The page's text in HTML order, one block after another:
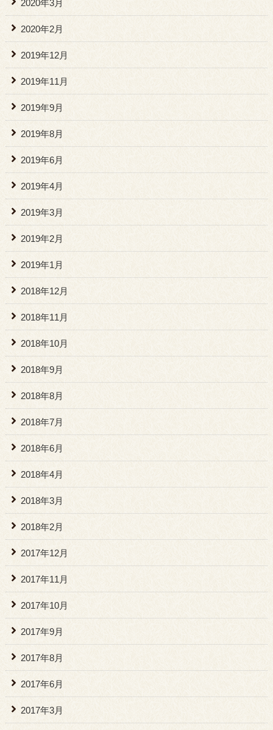
2020年3月
2020年2月
2019年12月
2019年11月
2019年9月
2019年8月
2019年6月
2019年4月
2019年3月
2019年2月
2019年1月
2018年12月
2018年11月
2018年10月
2018年9月
2018年8月
2018年7月
2018年6月
2018年4月
2018年3月
2018年2月
2017年12月
2017年11月
2017年10月
2017年9月
2017年8月
2017年6月
2017年3月